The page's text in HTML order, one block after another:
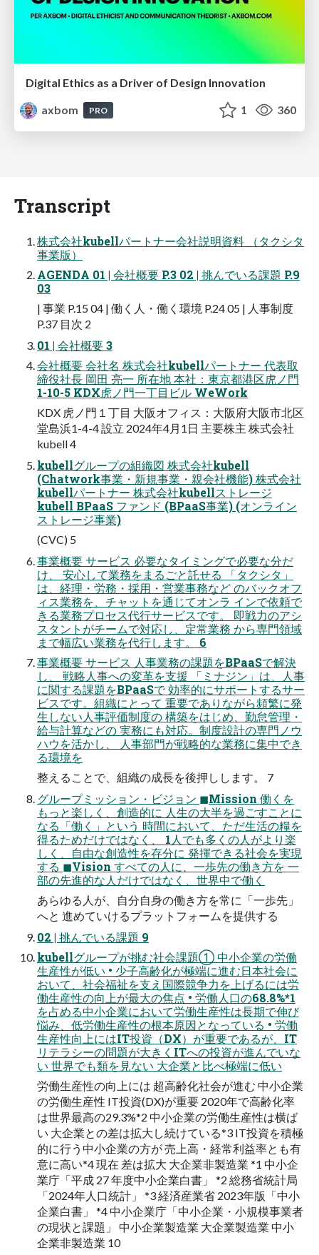
Digital Ethics as a Driver of Design Innovation
axbom
PRO 1 360
Transcript
株式会社kubellパートナー会社説明資料 （タクシタ
事業版）
AGENDA 01 | 会社概要 P.3 02 | 挑んでいる課題 P.9
03
| 事業 P.15 04 | 働く人・働く環境 P.24 05 | 人事制度
P.37 目次 2
01 | 会社概要 3
会社概要 会社名 株式会社kubellパートナー 代表取
締役社長 岡田 亮一 所在地 本社：東京都港区虎ノ門
1-10-5 KDX虎ノ門一丁目ビル WeWork
KDX 虎ノ門１丁目 大阪オフィス：大阪府大阪市北区
堂島浜1-4-4 設立 2024年4月1日 主要株主 株式会社
kubell 4
kubellグループの組織図 株式会社kubell
(Chatwork事業・新規事業・親会社機能) 株式会社
kubellパートナー 株式会社kubellストレージ
kubell BPaaS ファンド (BPaaS事業) (オンライン
ストレージ事業)
(CVC) 5
事業概要 サービス 必要なタイミングで必要な分だ
け、 安心して業務をまるごと託せる 「タクシタ」
は、経理・労務・採用・営業事務など のバックオフ
ィス業務を、チャットを通じてオンラ インで依頼で
きる業務プロセス代行サービスです。 即戦力のアシ
スタントがチームで対応し、定常業務 から専門領域
まで幅広い業務を代行します。 6
事業概要 サービス 人事業務の課題をBPaaSで解決
し、 戦略人事への変革を支援 「ミナジン」は、人事
に関する課題をBPaaSで 効率的にサポートするサー
ビスです。組織にとって 重要でありながら頻繁に発
生しない人事評価制度の 構築をはじめ、勤怠管理・
給与計算などの 実務にも対応。制度設計の専門ノウ
ハウを活かし、 人事部門が戦略的な業務に集中でき
る環境を
整えることで、組織の成長を後押しします。 7
グループミッション・ビジョン ◼Mission 働くを
もっと楽しく、創造的に 人生の大半を過ごすことに
なる「働く」という 時間において、ただ生活の糧を
得るためだけではなく、 1人でも多くの人がより楽
しく、自由な創造性を存分に 発揮できる社会を実現
する ◼Vision すべての人に、一歩先の働き方を 一
部の先進的な人だけではなく、世界中で働く
あらゆる人が、自分自身の働き方を常に「一歩先」
へと 進めていけるプラットフォームを提供する
02 | 挑んでいる課題 9
kubellグループが挑む社会課題① 中小企業の労働
生産性が低い • 少子高齢化が極端に進む日本社会に
おいて、社会福祉を支え国際競争力を上げるには労
働生産性の向上が最大の焦点 • 労働人口の68.8%*1
を占める中小企業において労働生産性は長期で伸び
悩み、低労働生産性の根本原因となっている • 労働
生産性向上にはIT投資（DX）が重要であるが、IT
リテラシーの問題が大きくITへの投資が進んでいな
い 世界でも類を見ない 大企業と比べ極端に低い
労働生産性の向上には 超高齢化社会が進む 中小企業
の労働生産性 IT投資(DX)が重要 2020年で高齢化率
は世界最高の29.3%*2 中小企業の労働生産性は横ば
い 大企業との差は拡大し続けている*3 IT投資を積極
的に行う中小企業の方が 売上高・経常利益率とも有
意に高い*4 現在 差は拡大 大企業非製造業 *1 中小企
業庁「平成 27 年度中小企業白書」 *2 総務省統計局
「2024年人口統計」 *3 経済産業省 2023年版「中小
企業白書」 *4 中小企業庁「中小企業・小規模事業者
の現状と課題」 中小企業製造業 大企業製造業 中小
企業非製造業 10